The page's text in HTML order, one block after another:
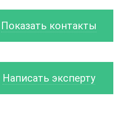
Показать контакты
Написать эксперту